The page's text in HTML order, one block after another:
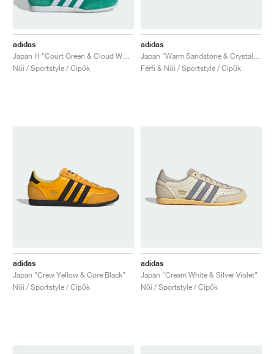
adidas
Női / Sportstyle / Cipők
adidas
Férfi & Női / Sportstyle / Cipők
adidas
Japan "Crew Yellow & Core Black"
Női / Sportstyle / Cipők
adidas
Japan "Cream White & Silver Violet"
Női / Sportstyle / Cipők